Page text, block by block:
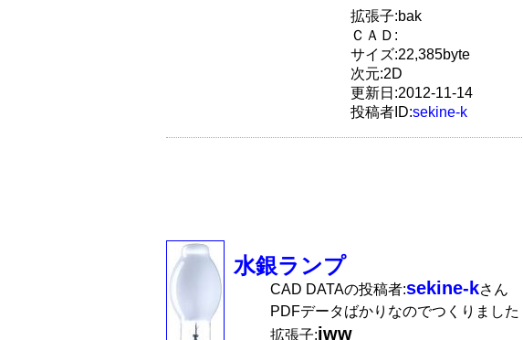
拡張子:bak
ＣＡＤ:
サイズ:22,385byte
次元:2D
更新日:2012-11-14
投稿者ID:sekine-k
水銀ランプ
CAD DATAの投稿者:sekine-kさん
PDFデータばかりなのでつくりました
拡張子:jww